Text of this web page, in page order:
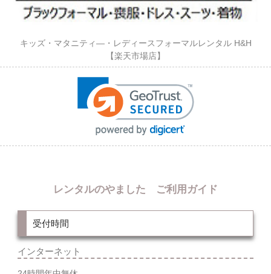
キッズ・マタニティ―・レディースフォーマルレンタル H&H
【楽天市場店】
レンタルのやました ご利用ガイド
受付時間
インターネット